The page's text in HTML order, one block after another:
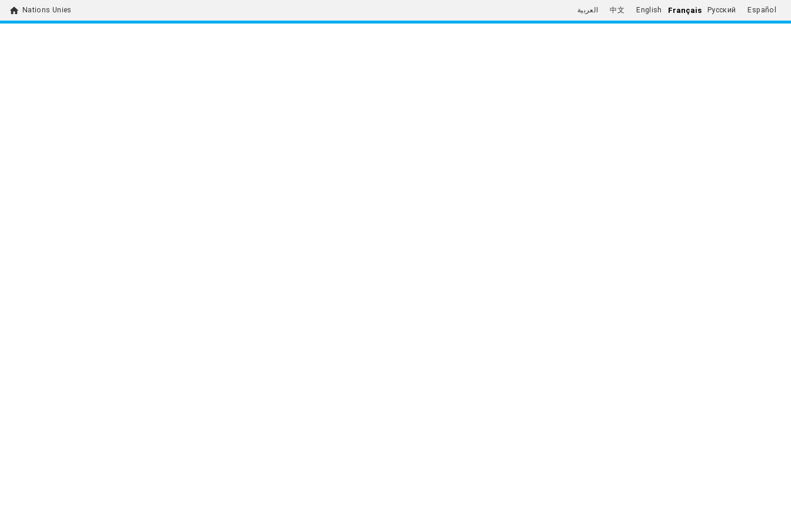
home Nations Unies العربية 中文 English Français Русский Español